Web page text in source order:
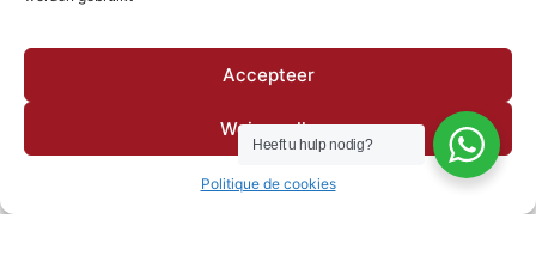
Accepteer
Weiger alle
Politique de cookies
Heeft u hulp nodig?